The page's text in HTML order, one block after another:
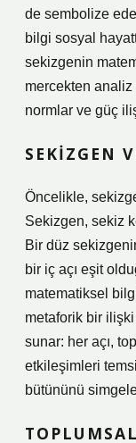
de sembolize
bilgi sosyal
sekizgenin
mercekten analiz
normlar ve güç
SEKIZGEN
Öncelikle,
Sekizgen, sekiz
Bir düz
bir iç açı eşit
matematiksel
metaforik bir
sunar: her açı,
etkileşimleri
bütününü